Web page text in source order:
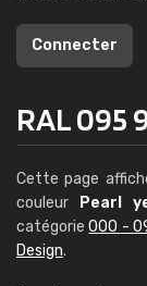
Connecter
RAL 095
Cette page
couleur
Pearl
catégorie000 -
Design.